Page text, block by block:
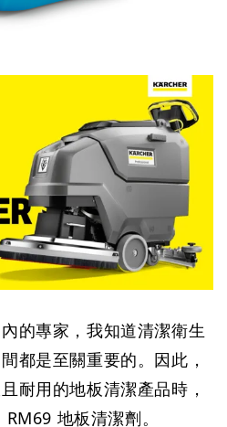
的專家，我知道清潔衛生
都是至關重要的。因此，
耐用的地板清潔產品時，
地板清潔劑。